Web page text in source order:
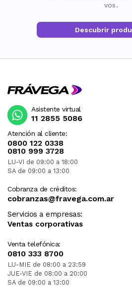
vos.
Descubrir
Atención al cliente:
0800 122 0338
0810 999 3728
LU-VI de 09:00 a 18:00
SA de 09:00 a 13:00
Cobranza de créditos:
cobranzas@fravega.com.ar
Servicios a empresas:
Ventas corporativas
Venta telefónica:
0810 333 8700
LU-MIE de 08:00 a 23:59
JUE-VIE de 08:00 a 20:00
SA de 09:00 a 13:00
Asistente virtual
11 2855 5086